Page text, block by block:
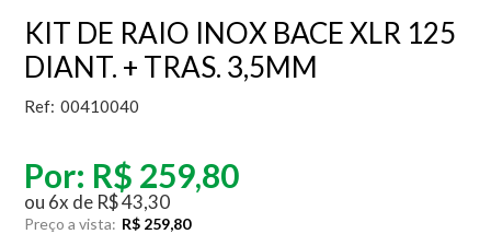
KIT DE RAIO INOX BACE XLR 125
DIANT. + TRAS. 3,5MM
Ref: 00410040
Por: R$ 259,80
ou 6x de R$ 43,30
Preço a vista: R$ 259,80